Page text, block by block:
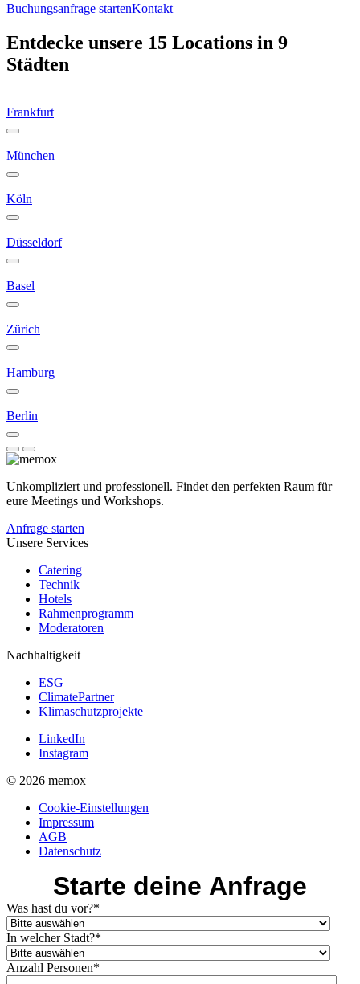
Buchungsanfrage startenKontakt
Entdecke unsere 15 Locations in 9
Städten
Frankfurt
München
Köln
Düsseldorf
Basel
Zürich
Hamburg
Berlin
Unkompliziert und professionell. Findet den perfekten Raum für
eure Meetings und Workshops.
Anfrage starten
Unsere Services
Catering
Technik
Hotels
Rahmenprogramm
Moderatoren
Nachhaltigkeit
ESG
ClimatePartner
Klimaschutzprojekte
LinkedIn
Instagram
© 2026 memox
Cookie-Einstellungen
Impressum
AGB
Datenschutz
Starte deine Anfrage
Was hast du vor?*
In welcher Stadt?*
Anzahl Personen*